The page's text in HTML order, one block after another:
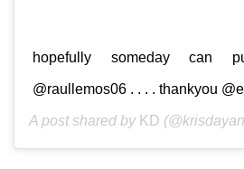
hopefully someday can
@raullemos06 . . . . thankyou
A post shared by KD